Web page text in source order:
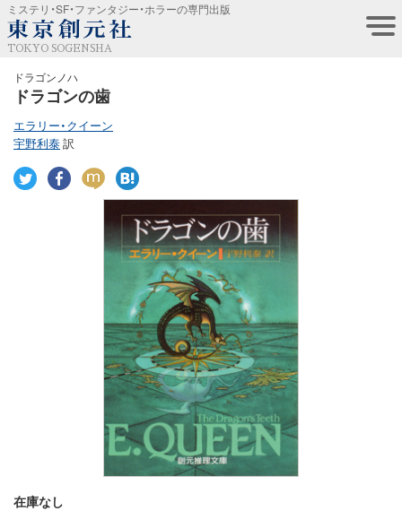
ミステリ・SF・ファンタジー・ホラーの専門出版
TOKYO SOGENSHA
ドラゴンノハ
ドラゴンの歯
エラリー・クイーン
宇野利泰訳
在庫なし